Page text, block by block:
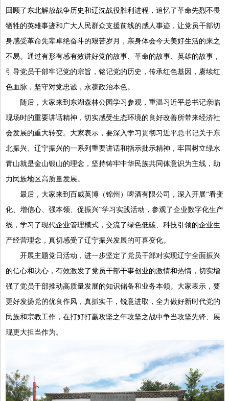
回顾了东北解放战争历史和辽沈战役胜利进程，追忆了革命先烈不畏
牺牲的英雄事迹和广大人民群众支援前线的感人事迹，让党员干部切
身感受革命先辈卓绝奋斗的艰苦岁月，亲身体会今天美好生活的来之
不易。通过有形有感有效讲好党的故事、革命的故事、英雄的故事，
引导党员干部牢记党的宗旨，铭记党的历史，传承红色基因，赓续红
色血脉，坚守对党忠诚，永葆政治本色。
随后，大家来到东湖森林公园学习参观，重温习近平总书记亲临
现场时的重要讲话精神，切实感受生态环境的良好改善所带来经济社
会发展的重大转变。大家表示，要深入学习贯彻习近平总书记关于东
北振兴、辽宁振兴的一系列重要讲话和指示批示精神，牢固树立绿水
青山就是金山银山的理念，坚持铸牢中华民族共同体意识为主线，助
力民族地区高质量发展。
最后，大家来到百威英博（锦州）啤酒有限公司，深入开展“看变
化、增信心、强本领、促振兴”学习实践活动，参观了企业数字化生产
线，学习了现代企业管理模式，交流了绿色低碳、科技引领的企业生
产经营理念，真切感受了辽宁振兴发展的可喜变化。
开展主题党日活动，进一步坚定了党员干部对实现辽宁全面振兴
的信心和决心，有效激发了党员干部干事创业的激情和热情，切实增
强了党员干部推动高质量发展的知识储备和业务本领。大家表示，要
更好发扬党的优良作风，真抓实干，锐意进取，全力做好新时代党的
民族和宗教工作，在打好打赢攻坚之年攻坚之战中争当攻坚先锋、展
现更大担当作为。